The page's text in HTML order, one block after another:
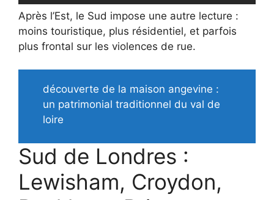
Après l’Est, le Sud impose une autre lecture :
moins touristique, plus résidentiel, et parfois
plus frontal sur les violences de rue.
découverte de la maison angevine :
un patrimonial traditionnel du val de
loire
Sud de Londres :
Lewisham, Croydon,